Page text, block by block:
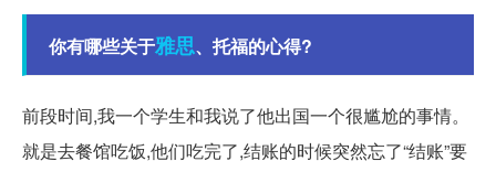
你有哪些关于雅思、托福的心得?
前段时间,我一个学生和我说了他出国一个很尴尬的事情。
就是去餐馆吃饭,他们吃完了,结账的时候突然忘了“结账”要